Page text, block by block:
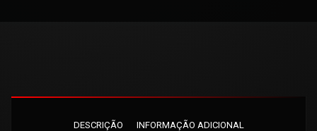
DESCRIÇÃO INFORMAÇÃO ADICIONAL